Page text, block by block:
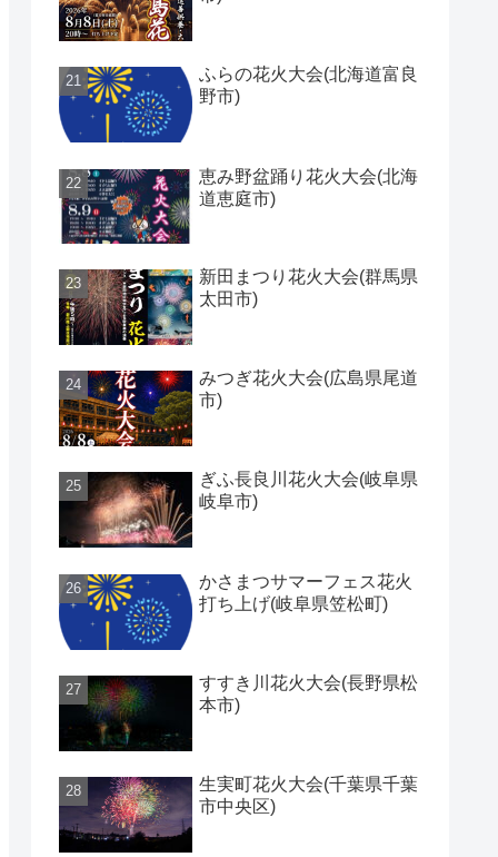
ふらの花火大会(北海道富良
野市)
恵み野盆踊り花火大会(北海
道恵庭市)
新田まつり花火大会(群馬県
太田市)
みつぎ花火大会(広島県尾道
市)
ぎふ長良川花火大会(岐阜県
岐阜市)
かさまつサマーフェス花火
打ち上げ(岐阜県笠松町)
すすき川花火大会(長野県松
本市)
生実町花火大会(千葉県千葉
市中央区)